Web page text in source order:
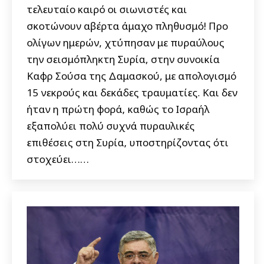
τελευταίο καιρό οι σιωνιστές και
σκοτώνουν αβέρτα άμαχο πληθυσμό! Προ
ολίγων ημερών, χτύπησαν με πυραύλους
την σεισμόπληκτη Συρία, στην συνοικία
Καφρ Σούσα της Δαμασκού, με απολογισμό
15 νεκρούς και δεκάδες τραυματίες. Και δεν
ήταν η πρώτη φορά, καθώς το Ισραήλ
εξαπολύει πολύ συχνά πυραυλικές
επιθέσεις στη Συρία, υποστηρίζοντας ότι
στοχεύει……